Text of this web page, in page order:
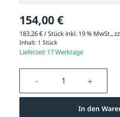
154,00 €
183,26 € / Stück inkl. 19 % MwSt.,
Inhalt: 1 Stück
Lieferzeit 17 Werktage
Produkt Anzahl:
In den